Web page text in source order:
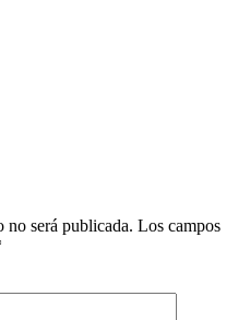
no será publicada. Los campos